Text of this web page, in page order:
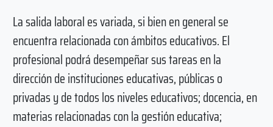
La salida laboral es variada, si bien en general se
encuentra relacionada con ámbitos educativos. El
profesional podrá desempeñar sus tareas en la
dirección de instituciones educativas, públicas o
privadas y de todos los niveles educativos; docencia, en
materias relacionadas con la gestión educativa;